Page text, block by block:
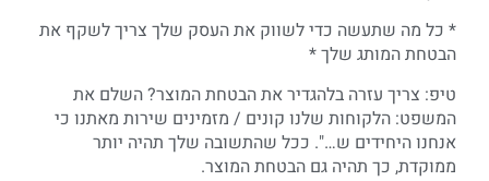
* כל מה שתעשה כדי לשווק את העסק שלך צריך לשקף את
הבטחת המותג שלך *
טיפ: צריך עזרה בלהגדיר את הבטחת המוצר? השלם את
המשפט: הלקוחות שלנו קונים / מזמינים שירות מאתנו כי
אנחנו היחידים ש…". ככל שהתשובה שלך תהיה יותר
ממוקדת, כך תהיה גם הבטחת המוצר.